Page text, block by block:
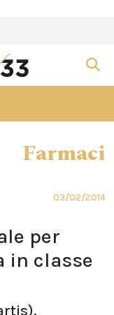
Farmaci
03/02/2014
per
in classe